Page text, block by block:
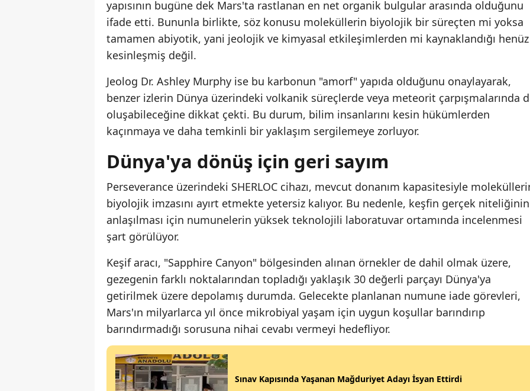
yapısının bugüne dek Mars'ta rastlanan en net organik bulgular arasında olduğunu
ifade etti. Bununla birlikte, söz konusu moleküllerin biyolojik bir süreçten mi yoksa
tamamen abiyotik, yani jeolojik ve kimyasal etkileşimlerden mi kaynaklandığı henüz
kesinleşmiş değil.
Jeolog Dr. Ashley Murphy ise bu karbonun "amorf" yapıda olduğunu onaylayarak,
benzer izlerin Dünya üzerindeki volkanik süreçlerde veya meteorit çarpışmalarında
oluşabileceğine dikkat çekti. Bu durum, bilim insanlarını kesin hükümlerden
kaçınmaya ve daha temkinli bir yaklaşım sergilemeye zorluyor.
Dünya'ya dönüş için geri sayım
Perseverance üzerindeki SHERLOC cihazı, mevcut donanım kapasitesiyle
biyolojik imzasını ayırt etmekte yetersiz kalıyor. Bu nedenle, keşfin gerçek niteliğinin
anlaşılması için numunelerin yüksek teknolojili laboratuvar ortamında incelenmesi
şart görülüyor.
Keşif aracı, "Sapphire Canyon" bölgesinden alınan örnekler de dahil olmak üzere,
gezegenin farklı noktalarından topladığı yaklaşık 30 değerli parçayı Dünya'ya
getirilmek üzere depolamış durumda. Gelecekte planlanan numune iade görevleri,
Mars'ın milyarlarca yıl önce mikrobiyal yaşam için uygun koşullar barındırıp
barındırmadığı sorusuna nihai cevabı vermeyi hedefliyor.
Sınav Kapısında Yaşanan Mağduriyet Adayı İsyan Ettirdi